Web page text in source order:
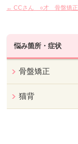
← CCさん ○才 骨盤矯正
悩み箇所・症状
骨盤矯正
猫背